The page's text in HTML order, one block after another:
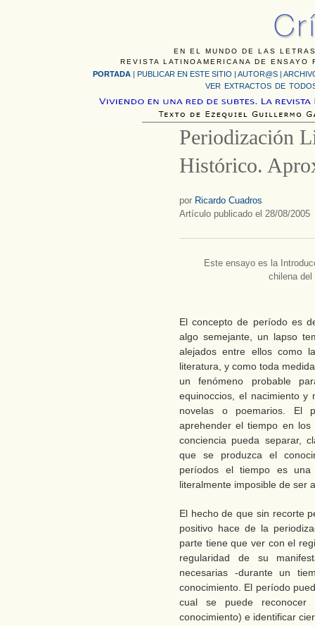
EN EL MUNDO DE LAS
REVISTA LATINOAMERICANA DE
PORTADA | PUBLICAR EN ESTE SITIO | AUTOR@S |
VER EXTRACTOS DE
Periodización
Histórico.
por Ricardo Cuadros
Artículo publicado el 28/08/2005
Este ensayo es la
chilena
El concepto de período es
algo semejante, un lapso
alejados entre ellos como
literatura, y como toda
un fenómeno probable
equinoccios, el nacimiento y
novelas o poemarios. El
aprehender el tiempo en
conciencia pueda separar,
que se produzca el
períodos el tiempo es una
literalmente imposible de ser
El hecho de que sin recorte
positivo hace de la
parte tiene que ver con el
regularidad de su
necesarias -durante un
conocimiento. El período
cual se puede reconocer
conocimiento) e identificar